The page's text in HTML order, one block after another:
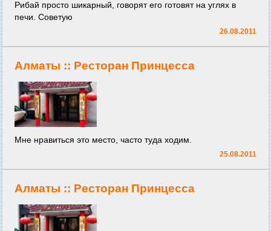
Рибай просто шикарный, говорят его готовят на углях в
печи. Советую
26.08.2011
Алматы :: Ресторан Принцесса
Мне нравиться это место, часто туда ходим.
25.08.2011
Алматы :: Ресторан Принцесса